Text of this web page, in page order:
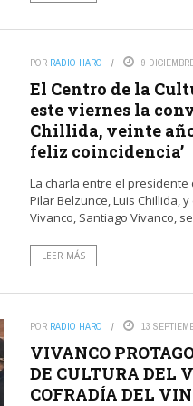
POR RADIO HARO 9
El Centro de la
este viernes la
Chillida, veinte
feliz coincidencia’
La charla entre el presidente
Pilar Belzunce, Luis Chillida,
Vivanco, Santiago Vivanco,
LEER MÁS
POR RADIO HARO 13
VIVANCO
DE CULTURA DEL
COFRADÍA DEL